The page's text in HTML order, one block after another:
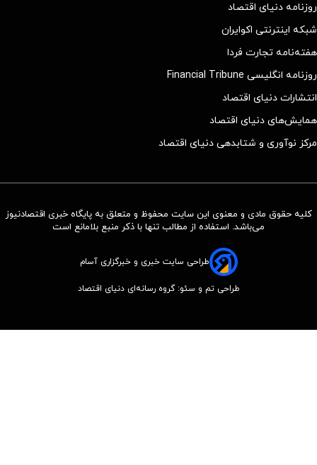
روزنامه دنیای اقتصاد
شبکه اینترنتی اکوایران
هفته‌نامه تجارت فردا
روزنامه انگلیسی Financial Tribune
انتشارات دنیای اقتصاد
همایش‌های دنیای اقتصاد
مرکز نوآوری و شتابدهی دنیای اقتصاد
کلیه حقوق مادی و معنوی این سایت محفوظ و متعلق به پایگاه خبری اقتصادنیوز
می‌باشد. استفاده از مطالب تنها با ذکر منبع بلامانع است
طراحی سایت خبری و خبرگزاری آسام
طراحی تم و سئو: گروه رسانه‌ای دنیای اقتصاد